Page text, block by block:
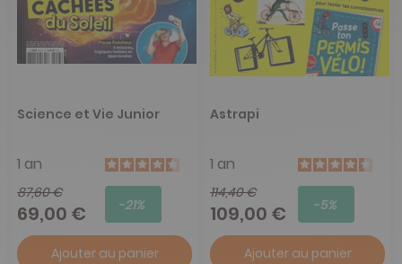
Science et Vie Junior
1 an
87,60 €
69,00 € -21%
Ajouter au panier
Astrapi
1 an
114,40 €
109,00 € -5%
Ajouter au panier